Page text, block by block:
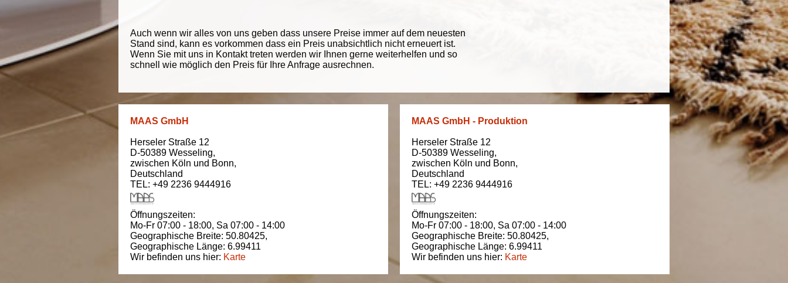
Auch wenn wir alles von uns geben dass unsere Preise immer auf dem neuesten
Stand sind, kann es vorkommen dass ein Preis unabsichtlich nicht erneuert ist.
Wenn Sie mit uns in Kontakt treten werden wir Ihnen gerne weiterhelfen und so
schnell wie möglich den Preis für Ihre Anfrage ausrechnen.
MAAS GmbH
Herseler Straße 12
D-50389 Wesseling,
zwischen Köln und Bonn,
Deutschland
TEL: +49 2236 9444916
Öffnungszeiten:
Mo-Fr 07:00 - 18:00, Sa 07:00 - 14:00
Geographische Breite: 50.80425,
Geographische Länge: 6.99411
Wir befinden uns hier: Karte
MAAS GmbH - Produktion
Herseler Straße 12
D-50389 Wesseling,
zwischen Köln und Bonn,
Deutschland
TEL: +49 2236 9444916
Öffnungszeiten:
Mo-Fr 07:00 - 18:00, Sa 07:00 - 14:00
Geographische Breite: 50.80425,
Geographische Länge: 6.99411
Wir befinden uns hier: Karte